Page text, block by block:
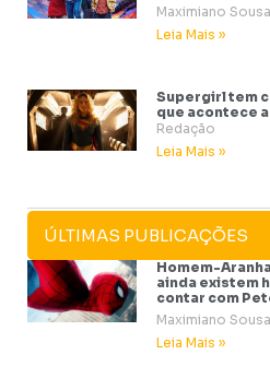
Maximiano Sousa
Leia Mais »
Supergirl tem
que acontece
Redação
Leia Mais »
ÚLTIMAS PUBLICAÇÕES
Homem-
ainda existem
contar com
Maximiano Sousa
Leia Mais »